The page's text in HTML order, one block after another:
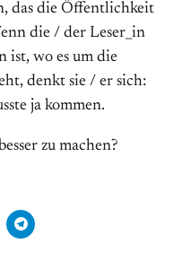
das die Öffentlichkeit
die / der Leser_in
ist, wo es um die
denkt sie / er sich:
ja kommen.
zu machen?